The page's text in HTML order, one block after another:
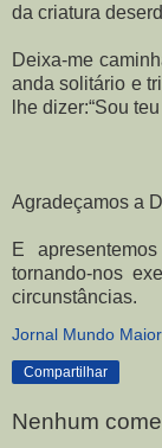
da criatura
Deixa-me
anda solitário e
lhe dizer:“Sou
Agradeçamos a
E
tornando-nos
circunstâncias.
Jornal Mundo Maior
Compartilhar
Nenhum